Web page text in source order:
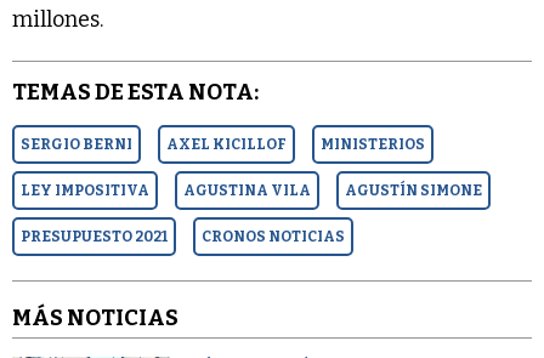
millones.
TEMAS DE ESTA NOTA:
SERGIO BERNI AXEL KICILLOF MINISTERIOS
LEY IMPOSITIVA AGUSTINA VILA AGUSTÍN SIMONE
PRESUPUESTO 2021 CRONOS NOTICIAS
MÁS NOTICIAS